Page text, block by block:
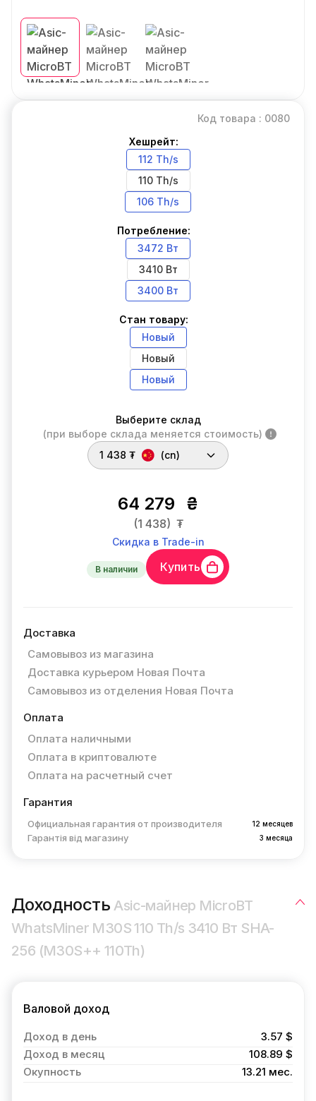
Код товара : 0080
Хешрейт:
112 Th/s
110 Th/s
106 Th/s
Потребление:
3472 Вт
3410 Вт
3400 Вт
Стан товару:
Новый
Новый
Новый
Выберите склад
(при выборе склада меняется стоимость)
1 438 ₮
(cn)
64 279 ₴
(1 438) ₮
Скидка в Trade-in
В наличии Купить
Доставка
Самовывоз из магазина
Доставка курьером Новая Почта
Самовывоз из отделения Новая Почта
Оплата
Оплата наличными
Оплата в криптовалюте
Оплата на расчетный счет
Гарантия
Официальная гарантия от производителя 12 месяцев
Гарантія від магазину 3 месяца
ДоходностьAsic-майнер MicroBT
WhatsMiner M30S 110 Th/s 3410 Вт SHA-
256 (M30S++ 110Th)
Валовой доход
Доход в день
3.57 $
Доход в месяц
108.89 $
Окупность
13.21 мес.